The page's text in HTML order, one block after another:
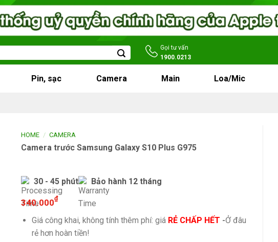
Gọi tư vấn
1900.0213
Pin, sạc Camera Main Loa/Mic
HOME / CAMERA
Camera trước Samsung Galaxy S10 Plus G975
30 - 45 phút Bảo hành 12 tháng
340.000₫
Giá công khai, không tính thêm phí: giá RẺ CHẤP HẾT -Ở đâu
rẻ hơn hoàn tiền!